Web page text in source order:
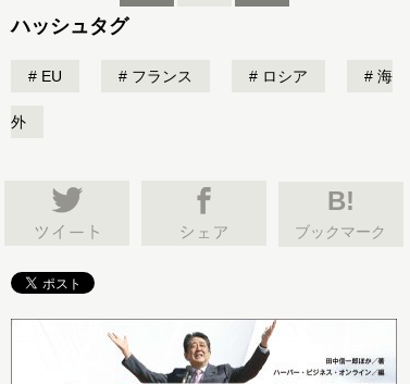
ハッシュタグ
EU フランス ロシア 海
外
B!
ブックマーク